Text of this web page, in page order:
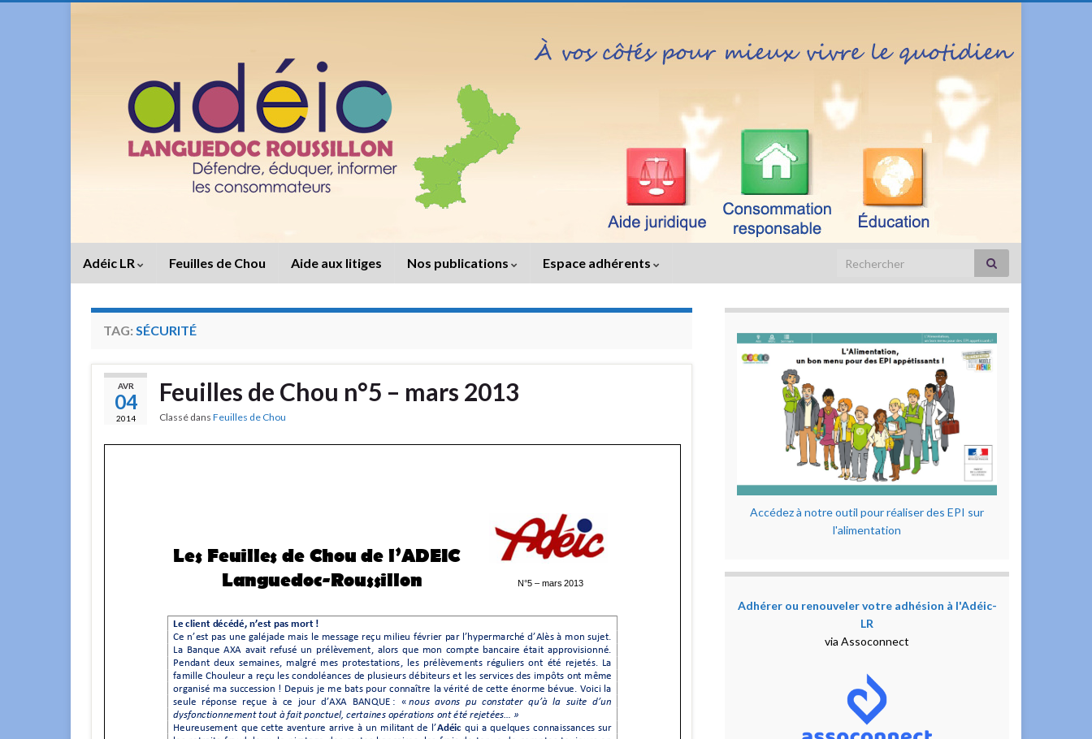
Adéic LR Feuilles de Chou Aide aux litiges Nos publications Espace adhérents Search for:
TAG: SÉCURITÉ
AVR
04
2014
Feuilles de Chou n°5 – mars 2013
Classé dans Feuilles de Chou
Accédez à notre outil pour réaliser des EPI sur
l'alimentation
Adhérer ou renouveler votre adhésion à l'Adéic-
LR
via Assoconnect